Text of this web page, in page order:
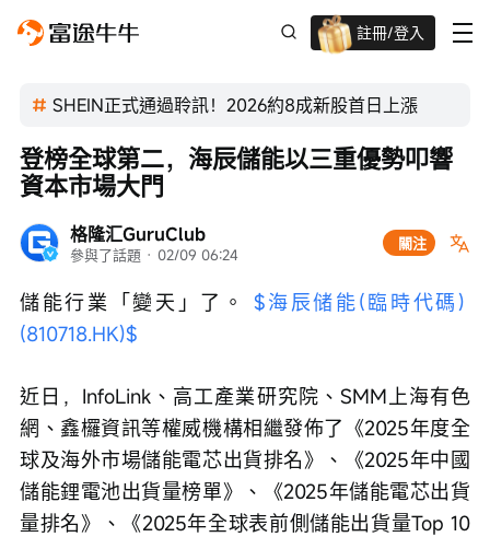
註冊/登入
迎新驚喜賞 股票/BTC等任你揀!
SHEIN正式通過聆訊！2026約8成新股首日上漲
格隆汇GuruClub
參與了話題 · 02/09 06:24
關注
登榜全球第二，海辰儲能以三重優勢叩響
資本市場大門
儲能行業「變天」了。 $海辰储能(臨時代碼)
(810718.HK)$
近日，InfoLink、高工產業研究院、SMM上海有色
網、鑫欏資訊等權威機構相繼發佈了《2025年度全
球及海外市場儲能電芯出貨排名》、《2025年中國
儲能鋰電池出貨量榜單》、《2025年儲能電芯出貨
量排名》、《2025年全球表前側儲能出貨量Top 10